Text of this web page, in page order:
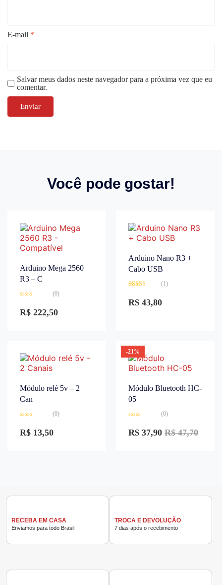
E-mail *
Salvar meus dados neste navegador para a próxima vez que eu
comentar.
Você pode gostar!
Arduino Mega 2560
R3 – C
0
de
(0)
R$ 222,50
Arduino Nano R3 +
Cabo USB
3.00 de
5
(1)
R$ 43,80
Módulo relé 5v – 2
Can
0
de
(0)
R$ 13,50
-21%
Módulo Bluetooth HC-
05
0
de
(0)
R$47,70
R$ 37,90
RECEBA EM CASA
Enviamos para todo Brasil
TROCA E DEVOLUÇÃO
7 dias após o recebimento